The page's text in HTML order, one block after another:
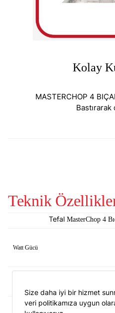
Kolay
MASTERCHOP 4
Bastırarak
Teknik
Tefal MasterChop 4
Watt Gücü
Hız Kademesi
Size daha iyi bir hizmet
veri politikamıza uygun